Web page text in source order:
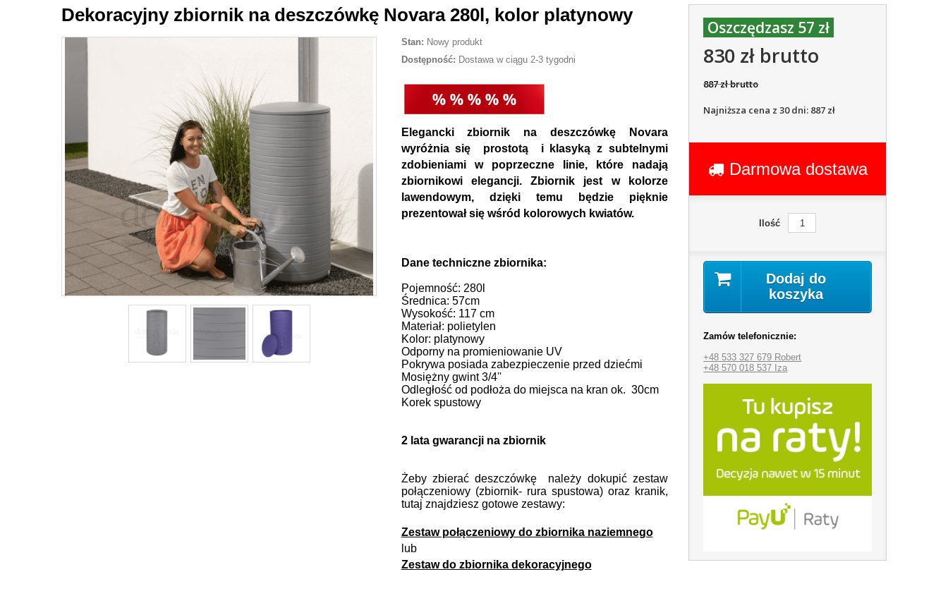
Dekoracyjny zbiornik na deszczówkę Novara 280l, kolor platynowy
Stan: Nowy produkt
Dostępność: Dostawa w ciągu 2-3 tygodni
Elegancki zbiornik na deszczówkę Novara
wyróżnia się prostotą i klasyką z subtelnymi
zdobieniami w poprzeczne linie, które nadają
zbiornikowi elegancji. Zbiornik jest w kolorze
lawendowym, dzięki temu będzie pięknie
prezentował się wśród kolorowych kwiatów.
Dane techniczne zbiornika:
Pojemność: 280l
Średnica: 57cm
Wysokość: 117 cm
Materiał: polietylen
Kolor: platynowy
Odporny na promieniowanie UV
Pokrywa posiada zabezpieczenie przed dziećmi
Mosiężny gwint 3/4''
Odległość od podłoża do miejsca na kran ok. 30cm
Korek spustowy
2 lata gwarancji na zbiornik
Żeby zbierać deszczówkę należy dokupić zestaw
połączeniowy (zbiornik- rura spustowa) oraz kranik,
tutaj znajdziesz gotowe zestawy:
Zestaw połączeniowy do zbiornika naziemnego
lub
Zestaw do zbiornika dekoracyjnego
Oszczędzasz 57 zł
830 zł brutto
887 zł brutto
Najniższa cena z 30 dni: 887 zł
Darmowa dostawa
Ilość
Dodaj do
koszyka
Zamów telefonicznie:
+48 533 327 679 Robert
+48 570 018 537 Iza